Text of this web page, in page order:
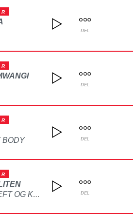
DEL
DEL
BODY
DEL
HOLD KJEFT OG KYSS MEG DEL